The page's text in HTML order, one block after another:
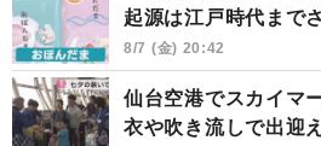
起源は江戸時代まで
8/7 (金) 20:42
仙台空港でスカイマ
衣や吹き流しで出迎え